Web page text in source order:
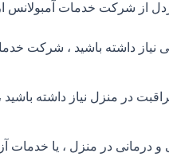
از شرکت خدمات آمبولانس
داشته باشید ، شرکت
در منزل نیاز داشته
در منزل ، یا خدمات